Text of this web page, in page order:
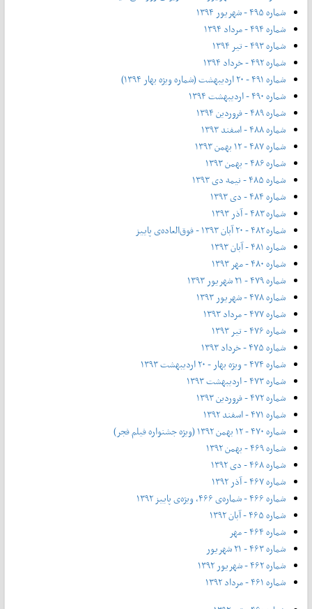
شماره ۴۹۵ - شهریور ۱۳۹۴
شماره ۴۹۴ - مرداد ۱۳۹۴
شماره ۴۹۳ - تیر ۱۳۹۴
شماره ۴۹۲ - خرداد ۱۳۹۴
شماره ۴۹۱ - ۲۰ اردیبهشت (شماره ویژه بهار ۱۳۹۴)
شماره ۴۹۰ - اردیبهشت ۱۳۹۴
شماره ۴۸۹ - فروردین ۱۳۹۴
شماره ۴۸۸ - اسفند ۱۳۹۳
شماره ۴۸۷ - ۱۲ بهمن ۱۳۹۳
شماره ۴۸۶ - بهمن ۱۳۹۳
شماره ۴۸۵ - نیمه دی ۱۳۹۳
شماره ۴۸۴ - دی ۱۳۹۳
شماره ۴۸۳ - آذر ۱۳۹۳
شماره ۴۸۲ - ۲۰ آبان ۱۳۹۳ - فوق‌العاده‌ی پاییز
شماره ۴۸۱ - آبان ۱۳۹۳
شماره ۴۸۰ - مهر ۱۳۹۳
شماره ۴۷۹ - ۲۱ شهریور ۱۳۹۳
شماره ۴۷۸ - شهریور ۱۳۹۳
شماره ۴۷۷ - مرداد ۱۳۹۳
شماره ۴۷۶ - تیر ۱۳۹۳
شماره ۴۷۵ - خرداد ۱۳۹۳
شماره ۴۷۴ - ویژه بهار - ۲۰ اردیبهشت ۱۳۹۳
شماره ۴۷۳ - اردیبهشت ۱۳۹۳
شماره ۴۷۲ - فروردین ۱۳۹۳
شماره ۴۷۱ - اسفند ۱۳۹۲
شماره ۴۷۰ - ۱۲ بهمن ۱۳۹۲ (ویژه جشنواره فیلم فجر)
شماره ۴۶۹ - بهمن ۱۳۹۲
شماره ۴۶۸ - دی ۱۳۹۲
شماره ۴۶۷ - آذر ۱۳۹۲
شماره ۴۶۶ - شماره‌ی ۴۶۶، ویژه‌ی پاییز ۱۳۹۲
شماره ۴۶۵ - آبان ۱۳۹۲
شماره ۴۶۴ - مهر
شماره ۴۶۳ - ۲۱ شهریور
شماره ۴۶۲ - شهریور ۱۳۹۲
شماره ۴۶۱ - مرداد ۱۳۹۲